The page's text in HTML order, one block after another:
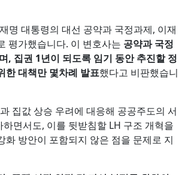
명 대통령의 대선 공약과 국정과제, 이재
평가했습니다. 이 변호사는 공약과 국정
, 집권 1년이 되도록 임기 동안 추진할 정
한 대책만 몇차례 발표했다고 비판했습니
집값 상승 우려에 대응해 공공주도의 서
면서도, 이를 뒷받침할 LH 구조 개혁을
화 방안이 포함되지 않은 점을 문제로 지